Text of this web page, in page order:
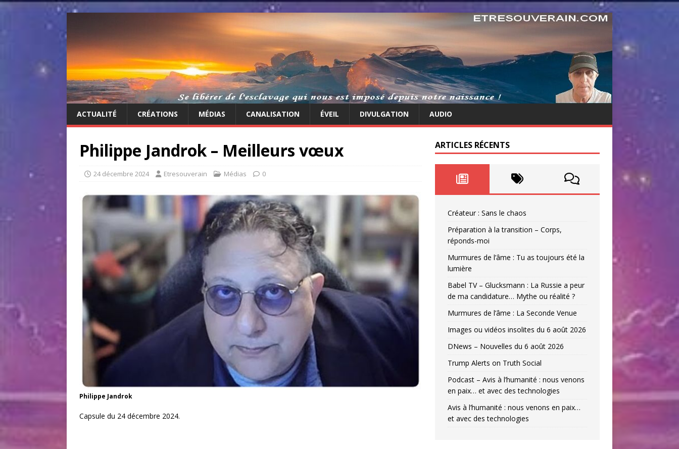
ACTUALITÉ CRÉATIONS MÉDIAS CANALISATION ÉVEIL DIVULGATION AUDIO
Philippe Jandrok – Meilleurs vœux
24 décembre 2024 Etresouverain Médias 0
Philippe Jandrok
Capsule du 24 décembre 2024.
ARTICLES RÉCENTS
Créateur : Sans le chaos
Préparation à la transition – Corps,
réponds-moi
Murmures de l’âme : Tu as toujours été la
lumière
Babel TV – Glucksmann : La Russie a peur
de ma candidature… Mythe ou réalité ?
Murmures de l’âme : La Seconde Venue
Images ou vidéos insolites du 6 août 2026
DNews – Nouvelles du 6 août 2026
Trump Alerts on Truth Social
Podcast – Avis à l’humanité : nous venons
en paix… et avec des technologies
Avis à l’humanité : nous venons en paix…
et avec des technologies